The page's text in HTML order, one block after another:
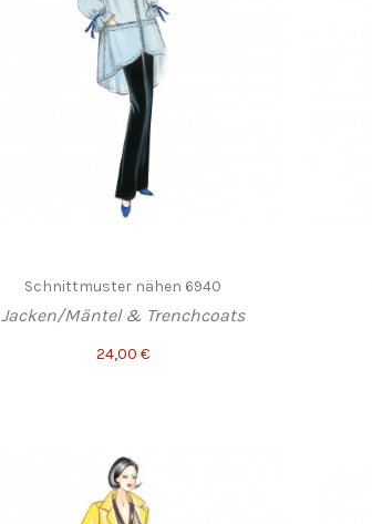
Schnittmuster nähen 6940
Jacken/Mäntel & Trenchcoats
24,00 €